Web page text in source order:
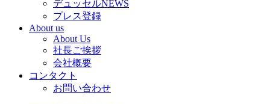
デュッセルNEWS
プレス登録
About us
About Us
社長ご挨拶
会社概要
コンタクト
お問い合わせ